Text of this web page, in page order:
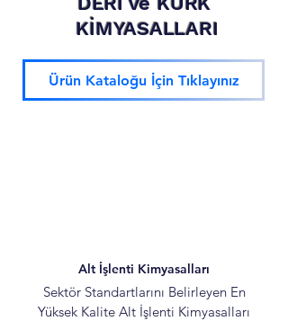
KİMYASALLARI
Ürün Kataloğu İçin Tıklayınız
Alt İşlenti Kimyasalları
Sektör Standartlarını Belirleyen En
Yüksek Kalite Alt İşlenti Kimyasalları